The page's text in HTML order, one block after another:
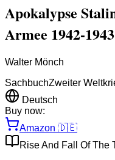
Apokalypse
Armee 1942-1943
Walter Mönch
SachbuchZweiter
Deutsch
Buy now:
Amazon 🇩🇪
Rise And Fall Of The